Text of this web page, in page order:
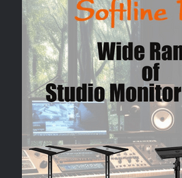
b
o
o
k
s
A
p
p
g
r
a
m
e